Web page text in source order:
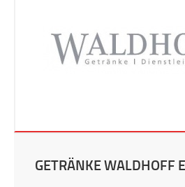
GETRÄNKE WALDHOFF